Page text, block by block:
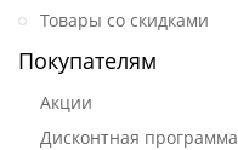
Товары со скидками
Покупателям
Акции
Дисконтная программа